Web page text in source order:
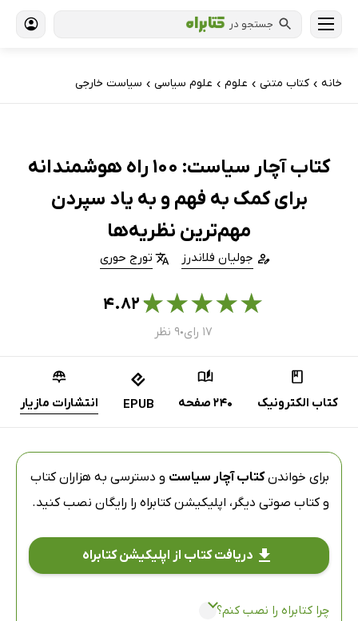
جستجو در
خانه › کتاب‌ متنی › علوم › علوم سیاسی › سیاست خارجی
کتاب آچار سیاست: 100 راه هوشمندانه
برای کمک به فهم و به یاد سپردن
مهم‌ترین نظریه‌ها
جولیان فلاندرز تورج حوری
★
★
★
★
★۴.۸۲
۱۷ رای ● ۹ نظر
کتاب الکترونیک 240 صفحه EPUB انتشارات مازیار
برای خواندنکتاب آچار سیاست و دسترسی به هزاران کتاب
و کتاب صوتی دیگر، اپلیکیشن کتابراه را رایگان نصب کنید.
دریافت کتاب از اپلیکیشن کتابراه
چرا کتابراه را نصب کنم؟